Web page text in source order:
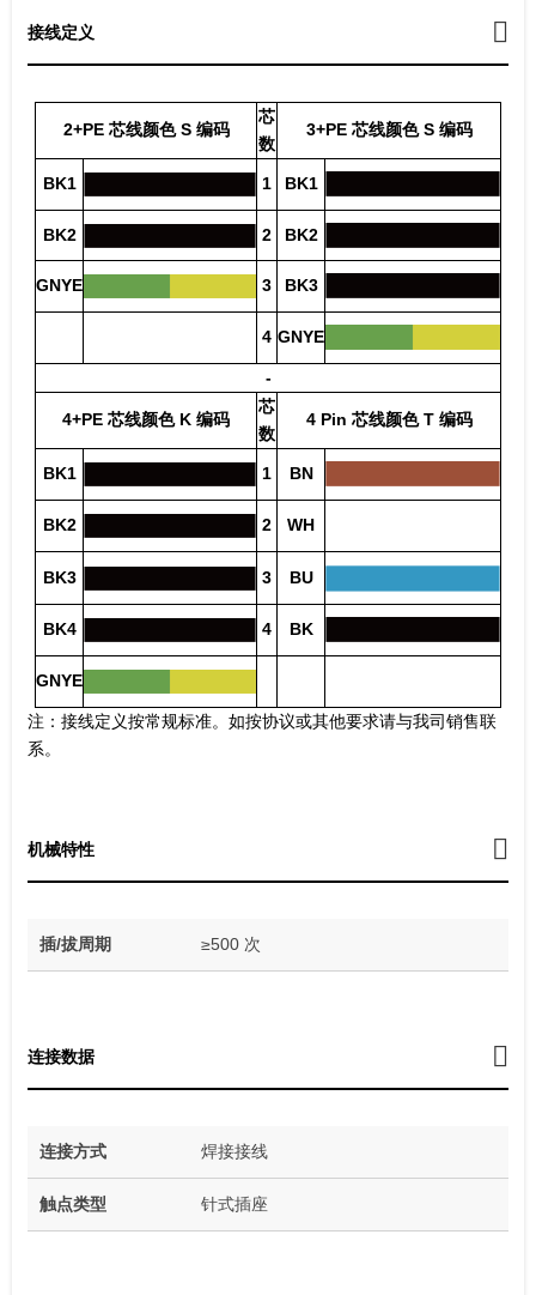
接线定义
2+PE 芯线颜色 S 编码
芯
数
3+PE 芯线颜色 S 编码
BK1 1 BK1
BK2 2 BK2
GNYE 3 BK3
4 GNYE
-
4+PE 芯线颜色 K 编码
芯
数
4 Pin 芯线颜色 T 编码
BK1 1 BN
BK2 2 WH
BK3 3 BU
BK4 4 BK
GNYE
注：接线定义按常规标准。如按协议或其他要求请与我司销售联
系。
机械特性
插/拔周期 ≥500 次
连接数据
连接方式 焊接接线
触点类型 针式插座